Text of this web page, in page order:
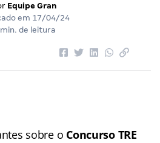
Equipe Gran
em 17/04/24
de leitura
sobre o Concurso TRE